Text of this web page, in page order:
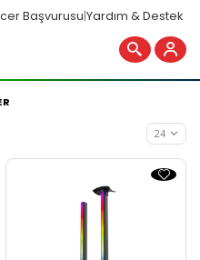
Başvurusu|Yardım & Destek